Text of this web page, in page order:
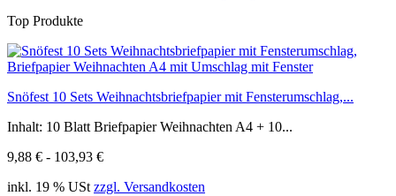
Top Produkte
Snöfest 10 Sets Weihnachtsbriefpapier mit Fensterumschlag,...
Inhalt: 10 Blatt Briefpapier Weihnachten A4 + 10...
9,88 € - 103,93 €
inkl. 19 % USt zzgl. Versandkosten